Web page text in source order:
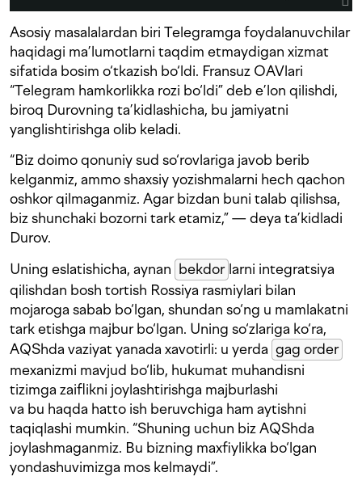
Asosiy masalalardan biri Telegramga foydalanuvchilar
haqidagi ma’lumotlarni taqdim etmaydigan xizmat
sifatida bosim o‘tkazish bo‘ldi. Fransuz OAVlari
“Telegram hamkorlikka rozi bo‘ldi” deb e’lon qilishdi,
biroq Durovning ta’kidlashicha, bu jamiyatni
yanglishtirishga olib keladi.
“Biz doimo qonuniy sud so‘rovlariga javob berib
kelganmiz, ammo shaxsiy yozishmalarni hech qachon
oshkor qilmaganmiz. Agar bizdan buni talab qilishsa,
biz shunchaki bozorni tark etamiz,” — deya ta’kidladi
Durov.
Uning eslatishicha, aynan bekdor larni integratsiya
qilishdan bosh tortish Rossiya rasmiylari bilan
mojaroga sabab bo‘lgan, shundan so‘ng u mamlakatni
tark etishga majbur bo‘lgan. Uning so‘zlariga ko‘ra,
AQShda vaziyat yanada xavotirli: u yerda gag order
mexanizmi mavjud bo‘lib, hukumat muhandisni
tizimga zaiflikni joylashtirishga majburlashi
va bu haqda hatto ish beruvchiga ham aytishni
taqiqlashi mumkin. “Shuning uchun biz AQShda
joylashmaganmiz. Bu bizning maxfiylikka bo‘lgan
yondashuvimizga mos kelmaydi”.